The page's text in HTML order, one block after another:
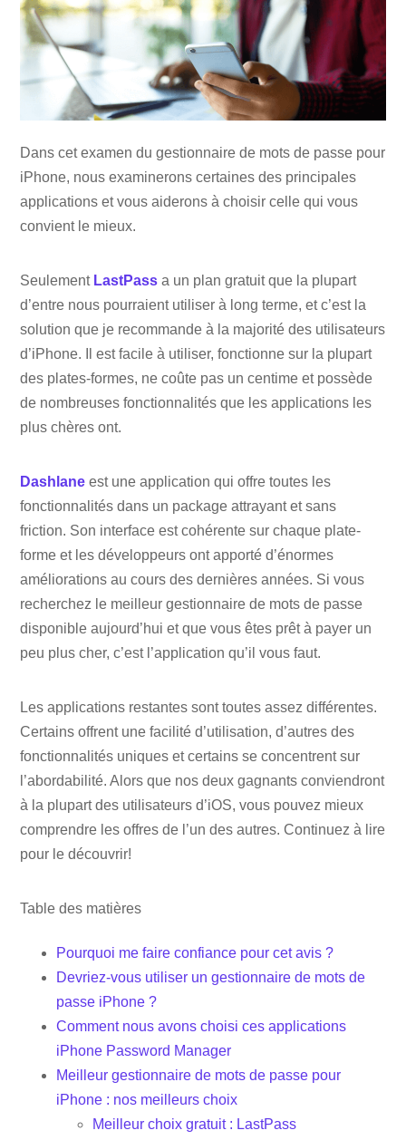
Dans cet examen du gestionnaire de mots de passe pour
iPhone, nous examinerons certaines des principales
applications et vous aiderons à choisir celle qui vous
convient le mieux.
Seulement LastPass a un plan gratuit que la plupart
d’entre nous pourraient utiliser à long terme, et c’est la
solution que je recommande à la majorité des utilisateurs
d’iPhone. Il est facile à utiliser, fonctionne sur la plupart
des plates-formes, ne coûte pas un centime et possède
de nombreuses fonctionnalités que les applications les
plus chères ont.
Dashlane est une application qui offre toutes les
fonctionnalités dans un package attrayant et sans
friction. Son interface est cohérente sur chaque plate-
forme et les développeurs ont apporté d’énormes
améliorations au cours des dernières années. Si vous
recherchez le meilleur gestionnaire de mots de passe
disponible aujourd’hui et que vous êtes prêt à payer un
peu plus cher, c’est l’application qu’il vous faut.
Les applications restantes sont toutes assez différentes.
Certains offrent une facilité d’utilisation, d’autres des
fonctionnalités uniques et certains se concentrent sur
l’abordabilité. Alors que nos deux gagnants conviendront
à la plupart des utilisateurs d’iOS, vous pouvez mieux
comprendre les offres de l’un des autres. Continuez à lire
pour le découvrir!
Table des matières
Pourquoi me faire confiance pour cet avis ?
Devriez-vous utiliser un gestionnaire de mots de
passe iPhone ?
Comment nous avons choisi ces applications
iPhone Password Manager
Meilleur gestionnaire de mots de passe pour
iPhone : nos meilleurs choix
Meilleur choix gratuit : LastPass